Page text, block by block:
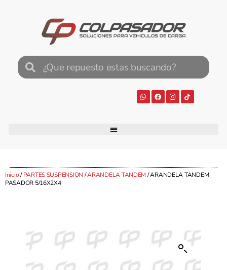
Inicio/PARTES SUSPENSION /ARANDELA TANDEM/ ARANDELA TANDEM
PASADOR 5/16X2X4